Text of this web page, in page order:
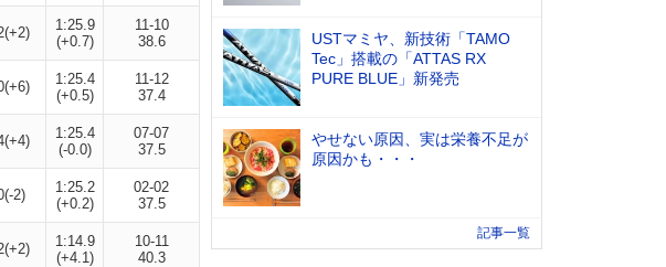
1:25.9
(+0.7)
11-10
38.6
1:25.4
(+0.5)
11-12
37.4
1:25.4
(-0.0)
07-07
37.5
2)
1:25.2
(+0.2)
02-02
37.5
1:14.9
(+4.1)
10-11
40.3
USTマミヤ、新技術「TAMO
Tec」搭載の「ATTAS RX
PURE BLUE」新発売
やせない原因、実は栄養不足が
原因かも・・・
記事一覧